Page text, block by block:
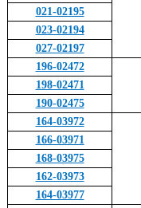
021-02195
023-02194
027-02197
196-02472
198-02471
190-02475
164-03972
166-03971
168-03975
162-03973
164-03977